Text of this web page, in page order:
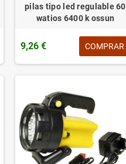
pilas tipo led regulable 60
watios 6400 k ossun
9,26 € COMPRAR